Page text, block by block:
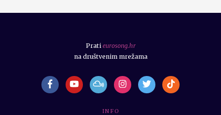
I N F O
Prati eurosong.hr
na društvenim mrežama